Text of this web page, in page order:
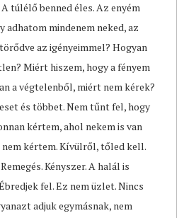
túlélő benned éles. Az enyém
adhatom mindenem neked, az
az igényeimmel? Hogyan
Miért hiszem, hogy a fényem
a végtelenből, miért nem kérek?
és többet. Nem tűnt fel, hogy
kértem, ahol nekem is van
nem kértem. Kívülről, tőled kell.
Kényszer. A halál is
fel. Ez nem üzlet. Nincs
adjuk egymásnak, nem